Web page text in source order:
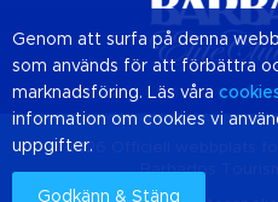
© 2026 Officiell webbplats
Barbados
Genom att surfa på denna
som används för att förbättra
marknadsföring. Läs våra
information om cookies vi
uppgifter.
Godkänn & Stäng